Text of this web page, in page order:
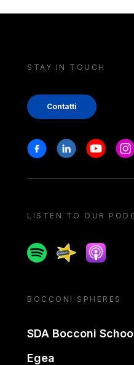
STAY IN TOUCH
Contatti
Stay in touch
FacebookLinkedinYoutube
LISTEN TO OUR
SpotifySpreaker
Apple
BOCCONI SPHERES
SDA Bocconi
Egea